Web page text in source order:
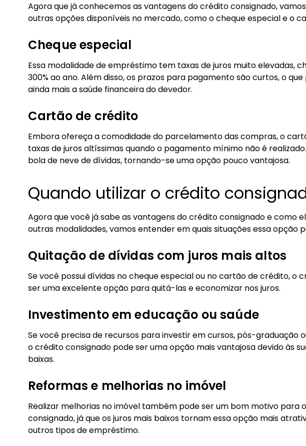
Agora que já conhecemos as vantagens do crédito consignado,
outras opções disponíveis no mercado, como o cheque especial e o
Cheque especial
Essa modalidade de empréstimo tem taxas de juros muito elevadas,
300% ao ano. Além disso, os prazos para pagamento são curtos, o
ainda mais a saúde financeira do devedor.
Cartão de crédito
Embora ofereça a comodidade do parcelamento das compras, o
taxas de juros altíssimas quando o pagamento mínimo não é
bola de neve de dívidas, tornando-se uma opção pouco vantajosa.
Quando utilizar o crédito
Agora que você já sabe as vantagens do crédito consignado e como
outras modalidades, vamos entender em quais situações essa opção
Quitação de dívidas com juros mais altos
Se você possui dívidas no cheque especial ou no cartão de crédito, o
ser uma excelente opção para quitá-las e economizar nos juros.
Investimento em educação ou saúde
Se você precisa de recursos para investir em cursos, pós-graduação
o crédito consignado pode ser uma opção mais vantajosa devido às
baixas.
Reformas e melhorias no imóvel
Realizar melhorias no imóvel também pode ser um bom motivo para
consignado, já que os juros mais baixos tornam essa opção mais
outros tipos de empréstimo.